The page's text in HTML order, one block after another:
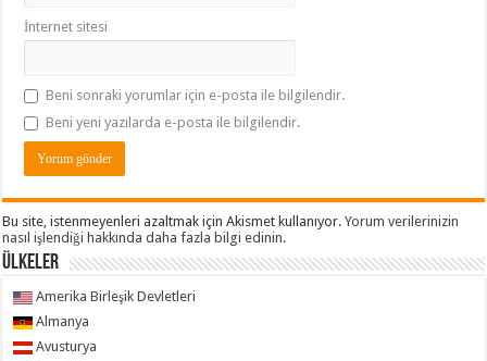
İnternet sitesi
Beni sonraki yorumlar için e-posta ile bilgilendir.
Beni yeni yazılarda e-posta ile bilgilendir.
Bu site, istenmeyenleri azaltmak için Akismet kullanıyor.Yorum verilerinizin
nasıl işlendiği hakkında daha fazla bilgi edinin.
ÜLKELER
Amerika Birleşik Devletleri
Almanya
Avusturya